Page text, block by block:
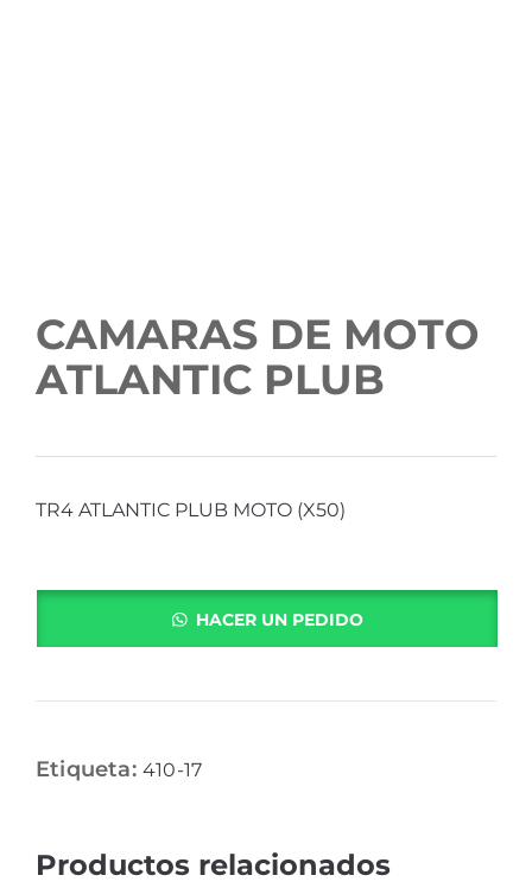
CAMARAS DE MOTO
ATLANTIC PLUB
TR4 ATLANTIC PLUB MOTO (X50)
HACER UN PEDIDO
Etiqueta: 410-17